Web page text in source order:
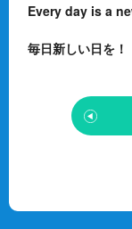
Every day is a
毎日新しい日を！